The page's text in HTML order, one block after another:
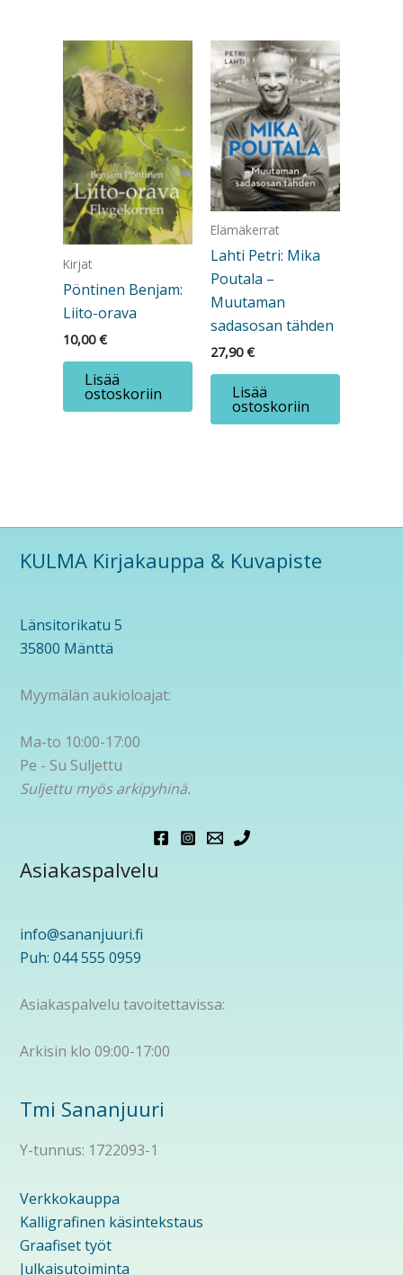
Kirjat
Pöntinen Benjam:
Liito-orava
10,00€
Lisää
ostoskoriin
Elämäkerrat
Lahti Petri: Mika
Poutala –
Muutaman
sadasosan tähden
27,90€
Lisää
ostoskoriin
KULMA Kirjakauppa & Kuvapiste
Länsitorikatu 5
35800 Mänttä
Myymälän aukioloajat:
Ma-to 10:00-17:00
Pe - Su Suljettu
Suljettu myös arkipyhinä.
Asiakaspalvelu
info@sananjuuri.fi
Puh: 044 555 0959
Asiakaspalvelu tavoitettavissa:
Arkisin klo 09:00-17:00
Tmi Sananjuuri
Y-tunnus: 1722093-1
Verkkokauppa
Kalligrafinen käsintekstaus
Graafiset työt
Julkaisutoiminta